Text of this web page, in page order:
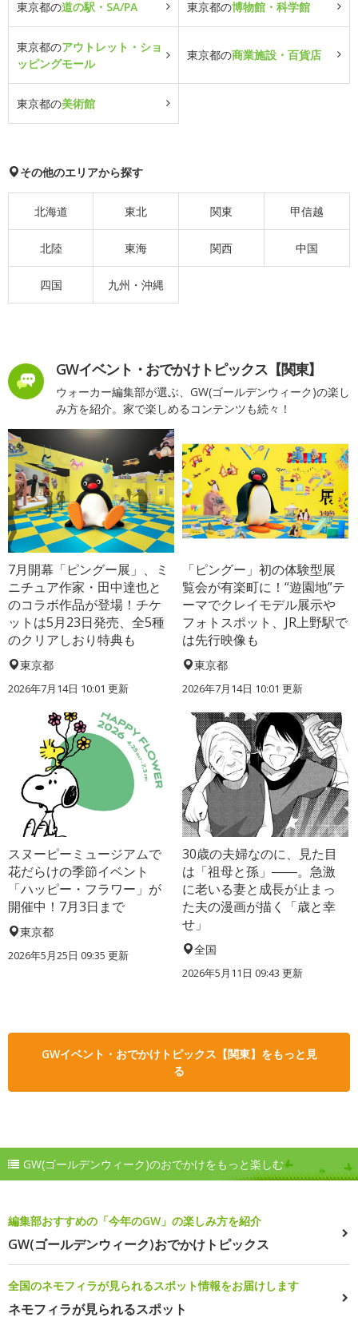
東京都の道の駅・SA/PA 東京都の博物館・科学館
東京都のアウトレット・ショ
ッピングモール
東京都の商業施設・百貨店
東京都の美術館
その他のエリアから探す
北海道 東北 関東 甲信越
北陸 東海 関西 中国
四国 九州・沖縄
GWイベント・おでかけトピックス【関東】
ウォーカー編集部が選ぶ、GW(ゴールデンウィーク)の楽し
み方を紹介。家で楽しめるコンテンツも続々！
7月開幕「ピングー展」、ミ
ニチュア作家・田中達也と
のコラボ作品が登場！チケ
ットは5月23日発売、全5種
のクリアしおり特典も
東京都
2026年7月14日 10:01 更新
「ピングー」初の体験型展
覧会が有楽町に！“遊園地”テ
ーマでクレイモデル展示や
フォトスポット、JR上野駅で
は先行映像も
東京都
2026年7月14日 10:01 更新
スヌーピーミュージアムで
花だらけの季節イベント
「ハッピー・フラワー」が
開催中！7月3日まで
東京都
2026年5月25日 09:35 更新
30歳の夫婦なのに、見た目
は「祖母と孫」――。急激
に老いる妻と成長が止まっ
た夫の漫画が描く「歳と幸
せ」
全国
2026年5月11日 09:43 更新
GWイベント・おでかけトピックス【関東】をもっと見
る
GW(ゴールデンウィーク)のおでかけをもっと楽しむ
編集部おすすめの「今年のGW」の楽しみ方を紹介
GW(ゴールデンウィーク)おでかけトピックス
全国のネモフィラが見られるスポット情報をお届けします
ネモフィラが見られるスポット